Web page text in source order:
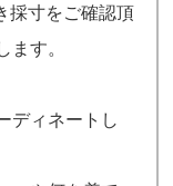
採寸をご確認頂
ます。
ディネートし